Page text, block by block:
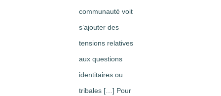
communauté voit
s’ajouter des
tensions relatives
aux questions
identitaires ou
tribales […] Pour